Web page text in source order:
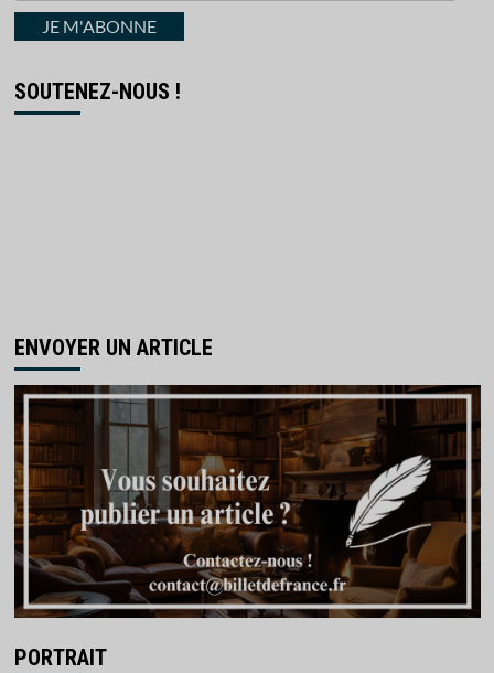
courrielJE M'ABONNE
SOUTENEZ-NOUS !
ENVOYER UN ARTICLE
PORTRAIT